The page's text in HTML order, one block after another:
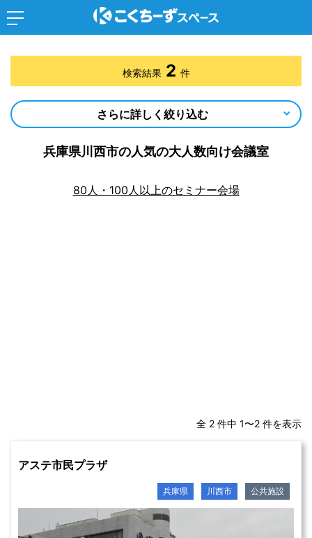
兵庫県川西市の人気の大人数向け会議室
80人・100人以上のセミナー会場
全 2 件中 1〜2 件を表示
アステ市民プラザ
兵庫県 川西市 公共施設
検索結果 2 件
さらに詳しく絞り込む